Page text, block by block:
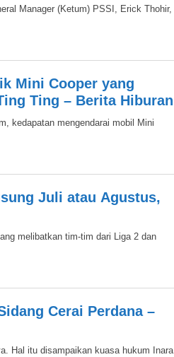
Manager (Ketum) PSSI, Erick Thohir,
Mini Cooper yang
Ting – Berita Hiburan
kedapatan mengendarai mobil Mini
Juli atau Agustus,
melibatkan tim-tim dari Liga 2 dan
Cerai Perdana –
Hal itu disampaikan kuasa hukum Inara